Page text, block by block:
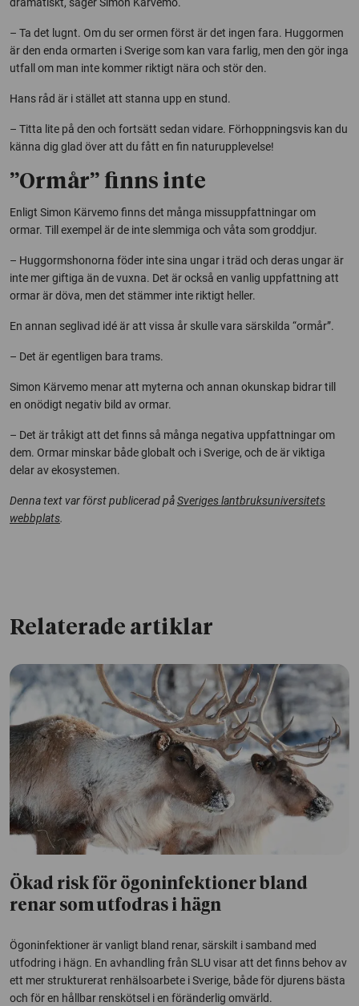
– Ta det lugnt. Om du ser ormen först är det ingen fara. Huggormen
är den enda ormarten i Sverige som kan vara farlig, men den gör inga
utfall om man inte kommer riktigt nära och stör den.
Hans råd är i stället att stanna upp en stund.
– Titta lite på den och fortsätt sedan vidare. Förhoppningsvis kan du
känna dig glad över att du fått en fin naturupplevelse!
”Ormår” finns inte
Enligt Simon Kärvemo finns det många missuppfattningar om
ormar. Till exempel är de inte slemmiga och våta som groddjur.
– Huggormshonorna föder inte sina ungar i träd och deras ungar är
inte mer giftiga än de vuxna. Det är också en vanlig uppfattning att
ormar är döva, men det stämmer inte riktigt heller.
En annan seglivad idé är att vissa år skulle vara särskilda “ormår”.
– Det är egentligen bara trams.
Simon Kärvemo menar att myterna och annan okunskap bidrar till
en onödigt negativ bild av ormar.
– Det är tråkigt att det finns så många negativa uppfattningar om
dem. Ormar minskar både globalt och i Sverige, och de är viktiga
delar av ekosystemen.
Denna text var först publicerad påSveriges lantbruksuniversitets
webbplats.
Relaterade artiklar
Ökad risk för ögoninfektioner bland
renar som utfodras i hägn
Ögoninfektioner är vanligt bland renar, särskilt i samband med
utfodring i hägn. En avhandling från SLU visar att det finns behov av
ett mer strukturerat renhälsoarbete i Sverige, både för djurens bästa
och för en hållbar renskötsel i en föränderlig omvärld.